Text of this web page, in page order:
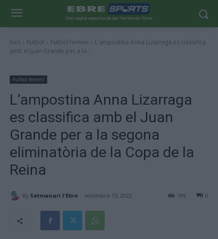
Inici Futbol Futbol femení
L'ampostina Anna Lizarraga es classifica
amb el Juan Grande per a la...
Futbol femení
L’ampostina Anna Lizarraga
es classifica amb el Juan
Grande per a la segona
eliminatòria de la Copa de la
Reina
By Setmanari l'Ebre setembre 15, 2022 0
199